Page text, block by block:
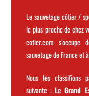
Le sauvetage côtier /
le plus proche de chez
cotier.com
sauvetage de France et
Nous les classifions
suivante :Le Grand